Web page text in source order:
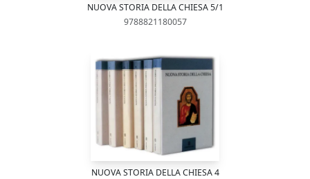
NUOVA STORIA DELLA CHIESA 5/1
9788821180057
NUOVA STORIA DELLA CHIESA 4